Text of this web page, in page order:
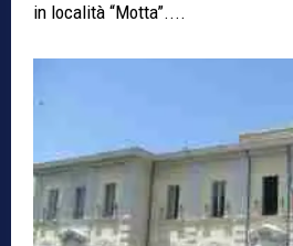
in località “Motta”....